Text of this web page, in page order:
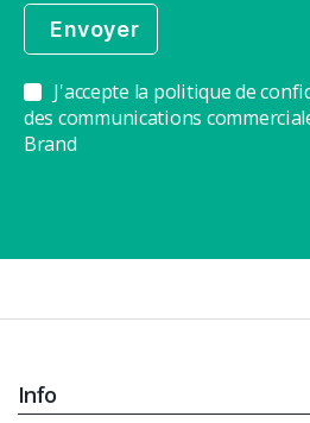
J'accepte la politique de
des communications
Brand
Info